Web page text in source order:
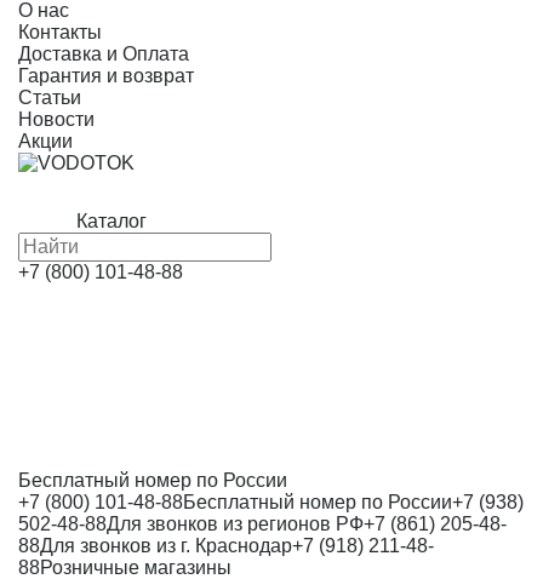
О нас
Контакты
Доставка и Оплата
Гарантия и возврат
Статьи
Новости
Акции
Каталог
+7 (800) 101-48-88
Бесплатный номер по России
+7 (800) 101-48-88Бесплатный номер по России+7 (938)
502-48-88Для звонков из регионов РФ+7 (861) 205-48-
88Для звонков из г. Краснодар+7 (918) 211-48-
88Розничные магазины